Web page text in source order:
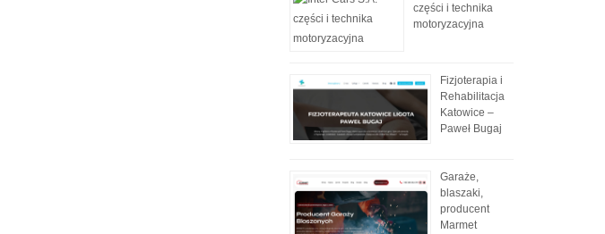
części i technika
motoryzacyjna
Fizjoterapia i
Rehabilitacja
Katowice –
Paweł Bugaj
Garaże,
blaszaki,
producent
Marmet